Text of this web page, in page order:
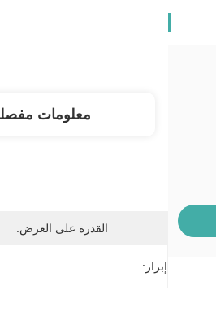
معلومات
القدرة على العرض:
إبراز: